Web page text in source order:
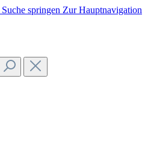
springen Zur Hauptnavigation